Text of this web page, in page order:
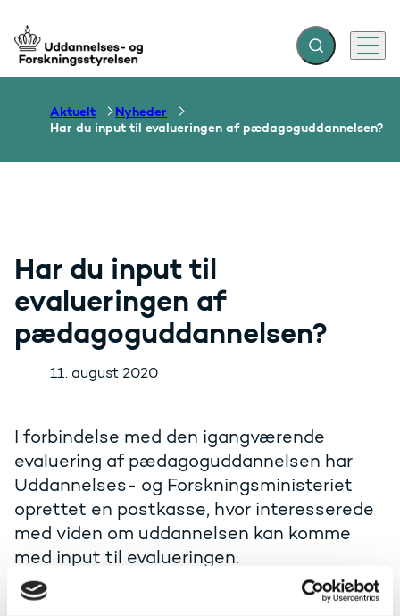
Gå til forsiden Fold søgefelt ud
Menu
Aktuelt
Nyheder
Har du input til evalueringen af pædagoguddannelsen?
Har du input til
evalueringen af
pædagoguddannelsen?
11. august 2020
I forbindelse med den igangværende
evaluering af pædagoguddannelsen har
Uddannelses- og Forskningsministeriet
oprettet en postkasse, hvor interesserede
med viden om uddannelsen kan komme
med input til evalueringen.
Postkassens adresse er paed_evaluering@ufm.dk,og